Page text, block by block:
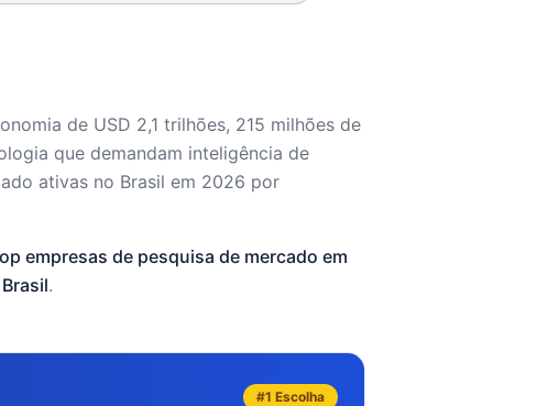
de USD 2,1 trilhões, 215 milhões de
que demandam inteligência de
ativas no Brasil em 2026 por
empresas de pesquisa de mercado em
.
#1 Escolha